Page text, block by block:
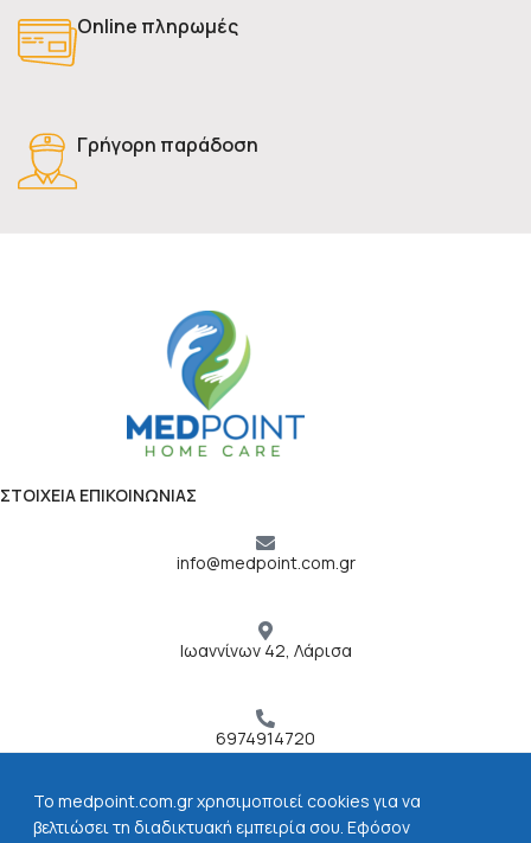
Online πληρωμές
Γρήγορη παράδοση
ΣΤΟΙΧΕΙΑ ΕΠΙΚΟΙΝΩΝΙΑΣ
info@medpoint.com.gr
Ιωαννίνων 42, Λάρισα
6974914720
ΧΡΗΣΙΜΟΙ ΣΥΝΔΕΣΜΟΙ
To medpoint.com.gr χρησιμοποιεί cookies για να
βελτιώσει τη διαδικτυακή εμπειρία σου. Εφόσον